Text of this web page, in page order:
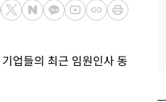
업들의 최근 임원인사 동